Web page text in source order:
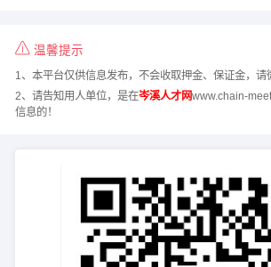
温馨提示
1、本平台仅供信息发布，不会收取押金、保证金，请
2、请告知用人单位，是在岑溪人才网www.chain-
信息的！